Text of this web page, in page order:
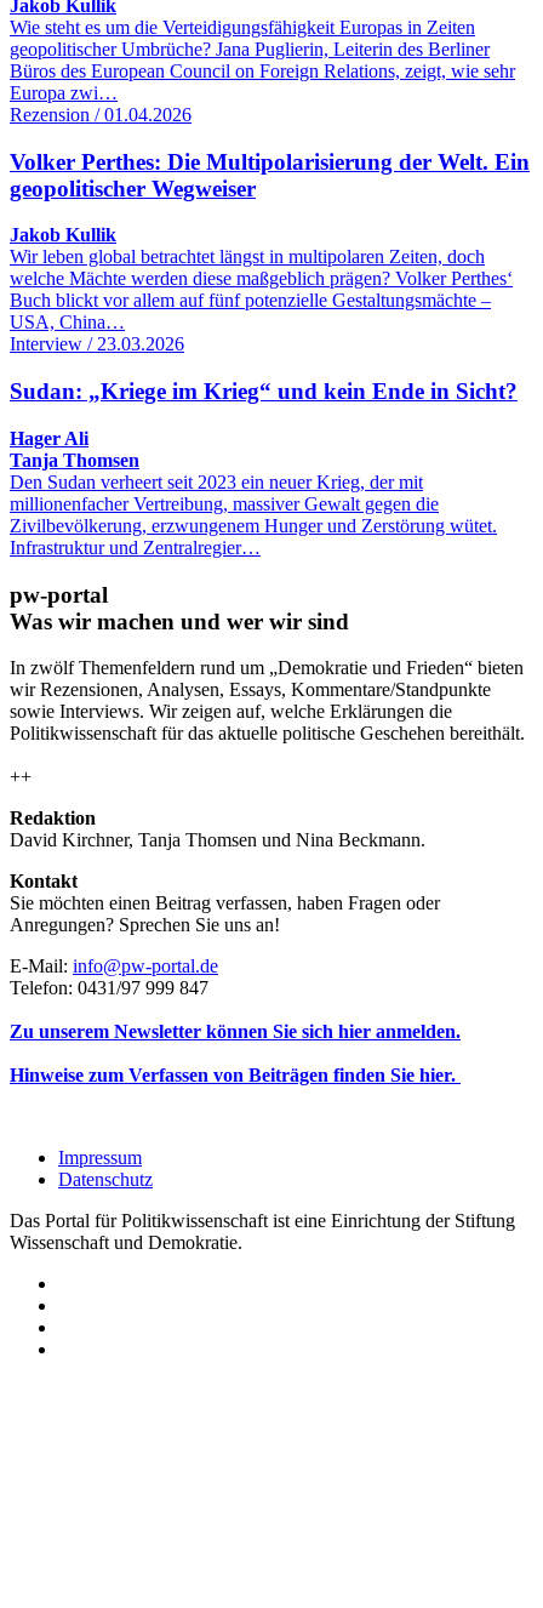
Jakob Kullik
Wie steht es um die Verteidigungsfähigkeit Europas in Zeiten
geopolitischer Umbrüche? Jana Puglierin, Leiterin des Berliner
Büros des European Council on Foreign Relations, zeigt, wie sehr
Europa zwi…
Rezension / 01.04.2026
Volker Perthes: Die Multipolarisierung der Welt. Ein
geopolitischer Wegweiser
Jakob Kullik
Wir leben global betrachtet längst in multipolaren Zeiten, doch
welche Mächte werden diese maßgeblich prägen? Volker Perthes‘
Buch blickt vor allem auf fünf potenzielle Gestaltungsmächte –
USA, China…
Interview / 23.03.2026
Sudan: „Kriege im Krieg“ und kein Ende in Sicht?
Hager Ali
Tanja Thomsen
Den Sudan verheert seit 2023 ein neuer Krieg, der mit
millionenfacher Vertreibung, massiver Gewalt gegen die
Zivilbevölkerung, erzwungenem Hunger und Zerstörung wütet.
Infrastruktur und Zentralregier…
pw-portal
Was wir machen und wer wir sind
In zwölf Themenfeldern rund um „Demokratie und Frieden“ bieten
wir Rezensionen, Analysen, Essays, Kommentare/Standpunkte
sowie Interviews. Wir zeigen auf, welche Erklärungen die
Politikwissenschaft für das aktuelle politische Geschehen bereithält.
++
Redaktion
David Kirchner, Tanja Thomsen und Nina Beckmann.
Kontakt
Sie möchten einen Beitrag verfassen, haben Fragen oder
Anregungen? Sprechen Sie uns an!
E-Mail: info@pw-portal.de
Telefon: 0431/97 999 847
Zu unserem Newsletter können Sie sich hier anmelden.
Hinweise zum Verfassen von Beiträgen finden Sie hier.
Impressum
Datenschutz
Das Portal für Politikwissenschaft ist eine Einrichtung der Stiftung
Wissenschaft und Demokratie.